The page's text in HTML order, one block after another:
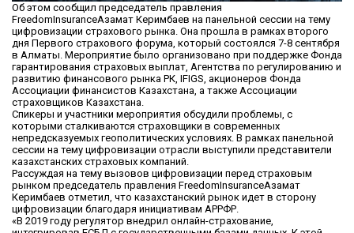
Об этом сообщил председатель правления
FreedomInsuranceАзамат Керимбаев на панельной сессии на тему
цифровизации страхового рынка. Она прошла в рамках второго
дня Первого страхового форума, который состоялся 7-8 сентября
в Алматы. Мероприятие было организовано при поддержке Фонда
гарантирования страховых выплат, Агентства по регулированию и
развитию финансового рынка РК, IFIGS, акционеров Фонда
Ассоциации финансистов Казахстана, а также Ассоциации
страховщиков Казахстана.
Спикеры и участники мероприятия обсудили проблемы, с
которыми сталкиваются страховщики в современных
непредсказуемых геополитических условиях. В рамках панельной
сессии на тему цифровизации отрасли выступили представители
казахстанских страховых компаний.
Рассуждая на тему вызовов цифровизации перед страховым
рынком председатель правления FreedomInsuranceАзамат
Керимбаев отметил, что казахстанский рынок идет в сторону
цифровизации благодаря инициативам АРРФР.
«В 2019 году регулятор внедрил онлайн-страхование,